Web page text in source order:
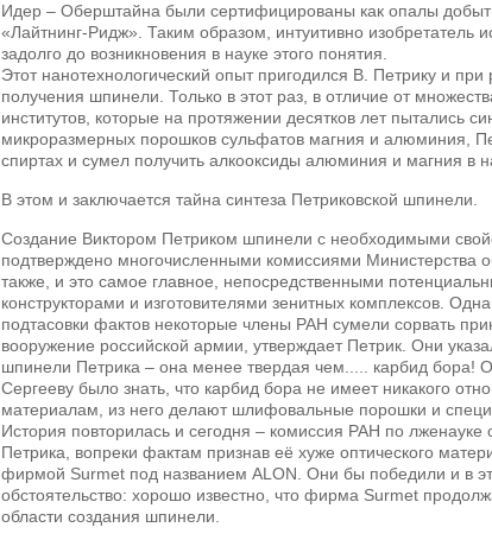
Идер – Оберштайна были сертифицированы как опалы
«Лайтнинг-Ридж». Таким образом, интуитивно изобретатель
задолго до возникновения в науке этого понятия.
Этот нанотехнологический опыт пригодился В. Петрику и при
получения шпинели. Только в этот раз, в отличие от
институтов, которые на протяжении десятков лет пытались
микроразмерных порошков сульфатов магния и алюминия,
спиртах и сумел получить алкооксиды алюминия и магния в
В этом и заключается тайна синтеза Петриковской шпинели.
Создание Виктором Петриком шпинели с необходимыми
подтверждено многочисленными комиссиями Министерства
также, и это самое главное, непосредственными
конструкторами и изготовителями зенитных комплексов.
подтасовки фактов некоторые члены РАН сумели сорвать
вооружение российской армии, утверждает Петрик. Они
шпинели Петрика – она менее твердая чем..... карбид бора!
Сергееву было знать, что карбид бора не имеет никакого
материалам, из него делают шлифовальные порошки и
История повторилась и сегодня – комиссия РАН по лженауке
Петрика, вопреки фактам признав её хуже оптического
фирмой Surmet под названием АLON. Они бы победили и в
обстоятельство: хорошо известно, что фирма Surmet
области создания шпинели.